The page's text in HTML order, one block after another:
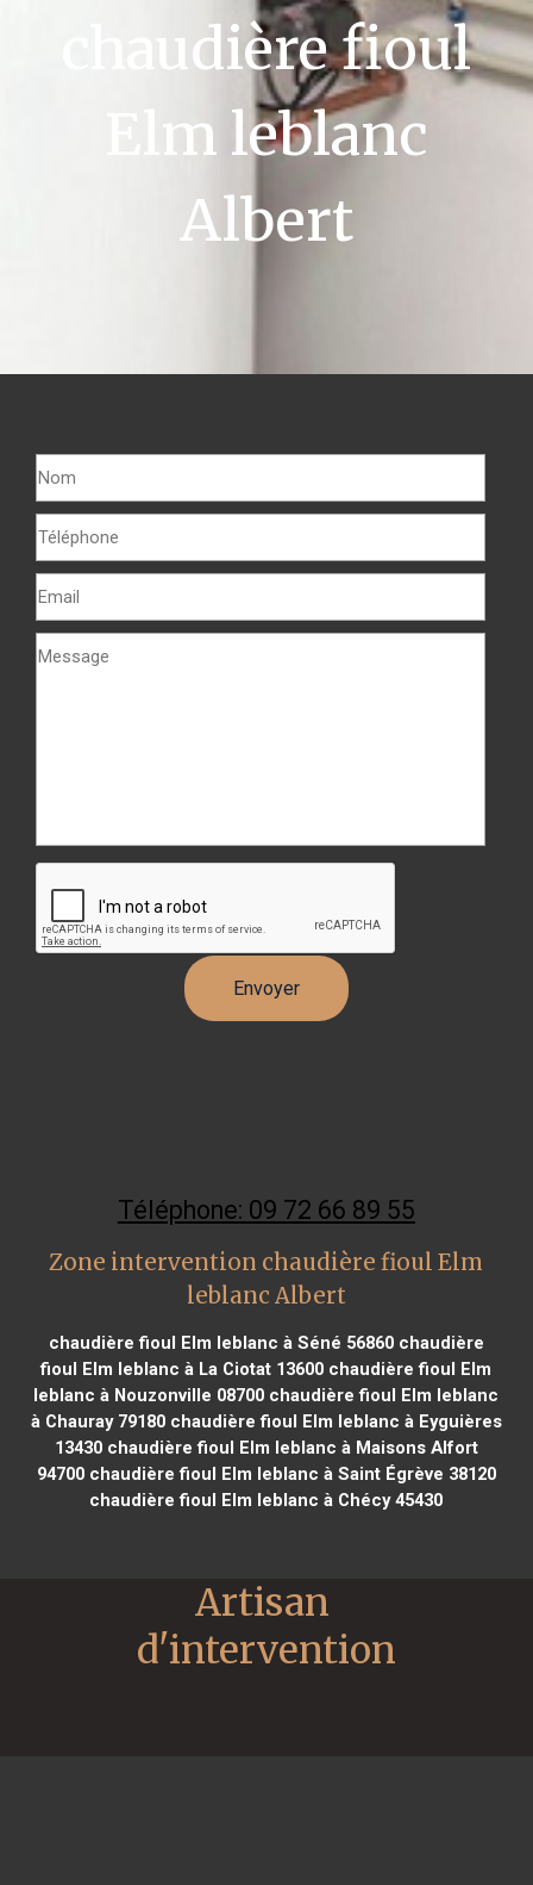
chaudière fioul
Elm leblanc
Albert
Téléphone: 09 72 66 89 55
Zone intervention chaudière fioul Elm
leblanc Albert
chaudière fioul Elm leblanc à Séné 56860chaudière
fioul Elm leblanc à La Ciotat 13600 chaudière fioul Elm
leblanc à Nouzonville 08700 chaudière fioul Elm leblanc
à Chauray 79180chaudière fioul Elm leblanc à Eyguières
13430chaudière fioul Elm leblanc à Maisons Alfort
94700chaudière fioul Elm leblanc à Saint Égrève 38120
chaudière fioul Elm leblanc à Chécy 45430
Artisan
d'intervention